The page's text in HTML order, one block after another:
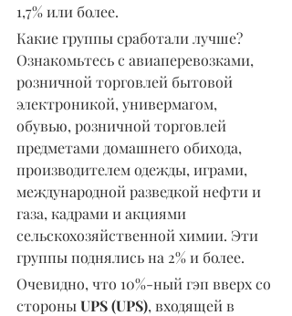
1,7% или более.
Какие группы сработали лучше?
Ознакомьтесь с авиаперевозками,
розничной торговлей бытовой
электроникой, универмагом,
обувью, розничной торговлей
предметами домашнего обихода,
производителем одежды, играми,
международной разведкой нефти и
газа, кадрами и акциями
сельскохозяйственной химии. Эти
группы поднялись на 2% и более.
Очевидно, что 10%-ный гэп вверх со
стороны UPS (UPS), входящей в